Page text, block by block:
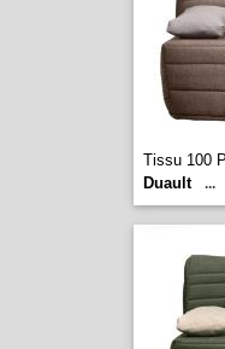
Tissu 100
Duault
...